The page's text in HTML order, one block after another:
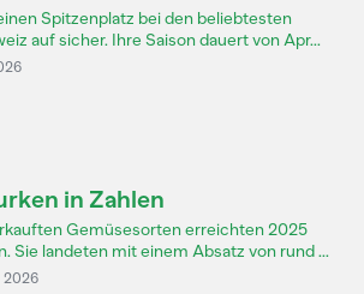
Spitzenplatz bei den beliebtesten
auf sicher. Ihre Saison dauert von Apr...
in Zahlen
Gemüsesorten erreichten 2025
Sie landeten mit einem Absatz von rund ...
2026